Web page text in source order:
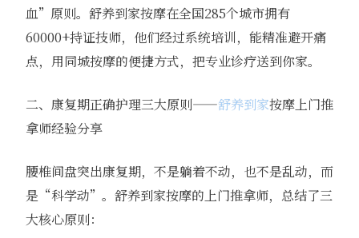
血”原则。舒养到家按摩在全国285个城市拥有
60000+持证技师，他们经过系统培训，能精准避开痛
点，用同城按摩的便捷方式，把专业诊疗送到你家。
二、康复期正确护理三大原则——舒养到家按摩上门推
拿师经验分享
腰椎间盘突出康复期，不是躺着不动，也不是乱动，而
是“科学动”。舒养到家按摩的上门推拿师，总结了三
大核心原则：